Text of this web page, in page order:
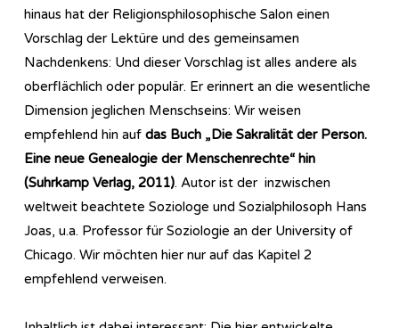
hinaus hat der Religionsphilosophische Salon einen
Vorschlag der Lektüre und des gemeinsamen
Nachdenkens: Und dieser Vorschlag ist alles andere als
oberflächlich oder populär. Er erinnert an die wesentliche
Dimension jeglichen Menschseins: Wir weisen
empfehlend hin auf das Buch „Die Sakralität der Person.
Eine neue Genealogie der Menschenrechte“ hin
(Suhrkamp Verlag, 2011). Autor ist der inzwischen
weltweit beachtete Soziologe und Sozialphilosoph Hans
Joas, u.a. Professor für Soziologie an der University of
Chicago. Wir möchten hier nur auf das Kapitel 2
empfehlend verweisen.